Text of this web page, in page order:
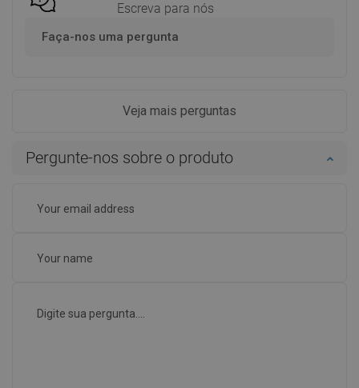
Escreva para nós
Faça-nos uma pergunta
Veja mais perguntas
Pergunte-nos sobre o produto